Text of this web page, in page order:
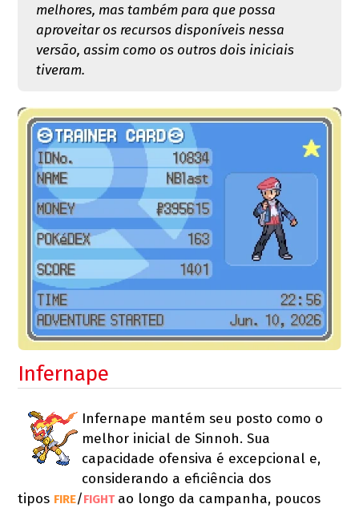
melhores, mas também para que possa
aproveitar os recursos disponíveis nessa
versão, assim como os outros dois iniciais
tiveram.
Infernape
Infernape mantém seu posto como o
melhor inicial de Sinnoh. Sua
capacidade ofensiva é excepcional e,
considerando a eficiência dos
tipos FIRE/FIGHT ao longo da campanha, poucos